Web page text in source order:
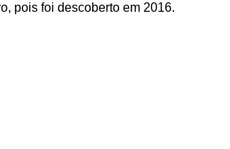
pois foi descoberto em 2016.